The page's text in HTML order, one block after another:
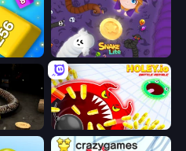
Snake Lite
Holey.io Battle Royale